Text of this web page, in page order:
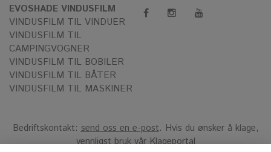
EVOSHADE VINDUSFILM
VINDUSFILM TIL VINDUER
VINDUSFILM TIL
CAMPINGVOGNER
VINDUSFILM TIL BOBILER
VINDUSFILM TIL BÅTER
VINDUSFILM TIL MASKINER
Bedriftskontakt: send oss en e-post. Hvis du ønsker å klage,
vennligst bruk vårKlageportal